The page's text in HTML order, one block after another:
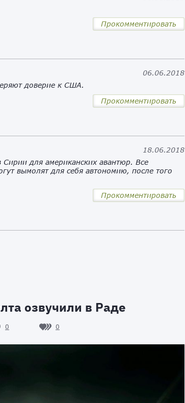
Прокомментировать
06.06.2018
доверие к США.
Прокомментировать
18.06.2018
для американских авантюр. Все
вымолят для себя автономию, после того
Прокомментировать
озвучили в Раде
0 0